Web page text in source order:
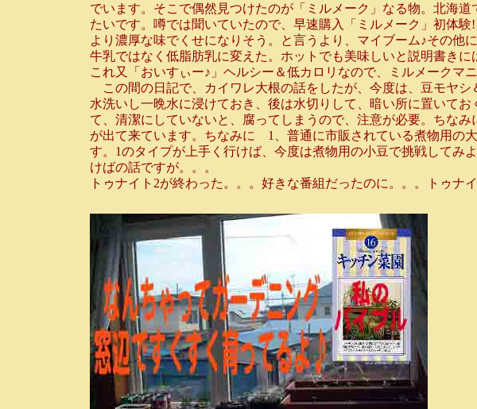
でいます。そこで偶然見つけたのが「ミルメーク」なる物。北海
たいです。噂では聞いていたので、早速購入「ミルメーク」初体
より濃厚な味でくせになりそう。と言うより、マイブーム♪その
牛乳ではなく低脂肪乳に変えた。ホットでも美味しいと説明書き
これ又「おいすぃー♪」ヘルシー＆低カロリなので、ミルメークマ
この間の日記で、カイワレ大根の話をしたが、今度は、豆モヤ
水洗いし一晩水に浸けておき、後は水切りして、暗い所に置いて
て、清潔にしていないと、腐ってしまうので、注意が必要。ちな
が出て来ています。ちなみに 1、普通に市販されている煮物用
す。1のタイプが上手く行けば、今度は煮物用の小豆で挑戦してみ
けばの話ですが。。。
トゥナイト2が終わった。。。好きな番組だったのに。。。トゥナ